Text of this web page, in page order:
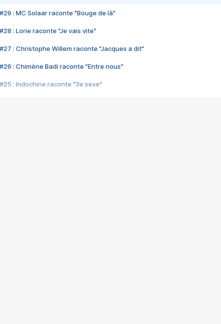
#29 : MC Solaar raconte "Bouge de là"
#28 : Lorie raconte "Je vais vite"
#27 : Christophe Willem raconte "Jacques a dit"
#26 : Chimène Badi raconte "Entre nous"
#25 : Indochine raconte "3e sexe"